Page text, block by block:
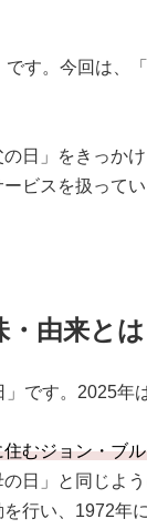
です。今回は、
日」をきっか
ビスを扱って
・由来とは
です。2025年
むジョン・ブ
日」と同じよ
行い、1972年